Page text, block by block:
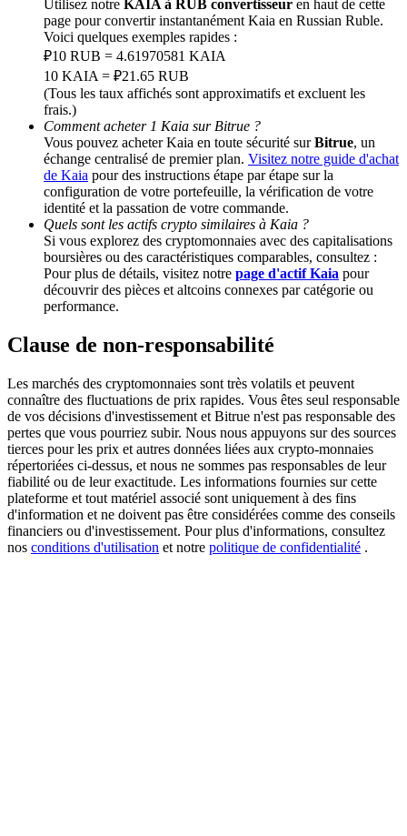
Deposit CASHCAT & Win
Share 500000 CASHCAT prize pool
Exclusive for BitMart Users
Register & Trade to Win 500,000 USDT
Precious Metals Trading Carnival
Trade Gold & Silver · 33,333 USDT Bonus
USDT Flexible Staking | Daily Rewards
New Listing Futures Fest
Trade New Futures, Win 200,000 USDT
Utilisez notre KAIA à RUB convertisseur en haut de cette
page pour convertir instantanément Kaia en Russian Ruble.
Voici quelques exemples rapides :
₽10 RUB = 4.61970581 KAIA
10 KAIA = ₽21.65 RUB
(Tous les taux affichés sont approximatifs et excluent les
frais.)
Comment acheter 1 Kaia sur Bitrue ?
Vous pouvez acheter Kaia en toute sécurité surBitrue, un
échange centralisé de premier plan. Visitez notre guide d'achat
de Kaia pour des instructions étape par étape sur la
configuration de votre portefeuille, la vérification de votre
identité et la passation de votre commande.
Quels sont les actifs crypto similaires à Kaia ?
Si vous explorez des cryptomonnaies avec des capitalisations
boursières ou des caractéristiques comparables, consultez :
Pour plus de détails, visitez notre page d'actif Kaia pour
découvrir des pièces et altcoins connexes par catégorie ou
performance.
Clause de non-responsabilité
Les marchés des cryptomonnaies sont très volatils et peuvent
connaître des fluctuations de prix rapides. Vous êtes seul responsable
de vos décisions d'investissement et Bitrue n'est pas responsable des
pertes que vous pourriez subir. Nous nous appuyons sur des sources
tierces pour les prix et autres données liées aux crypto-monnaies
répertoriées ci-dessus, et nous ne sommes pas responsables de leur
fiabilité ou de leur exactitude. Les informations fournies sur cette
plateforme et tout matériel associé sont uniquement à des fins
d'information et ne doivent pas être considérées comme des conseils
financiers ou d'investissement. Pour plus d'informations, consultez
nos conditions d'utilisation et notre politique de confidentialité .